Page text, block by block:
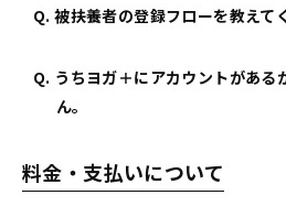
Q. 被扶養者の登録フローを教えて
Q. うちヨガ＋にアカウントがある
ん。
料金・支払いについて